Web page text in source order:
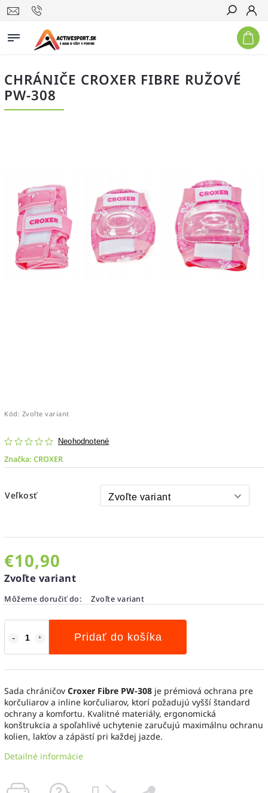
Hľadať
CHRÁNIČE CROXER FIBRE RUŽOVÉ
PW-308
Kód: Zvoľte variant
Neohodnotené
Značka: CROXER
Veľkosť
€10,90
Zvoľte variant
Môžeme doručiť do: Zvoľte variant
Pridať do košíka
Sada chráničov Croxer Fibre PW-308 je prémiová ochrana pre
korčuliarov a inline korčuliarov, ktorí požadujú vyšší štandard
ochrany a komfortu. Kvalitné materiály, ergonomická
konštrukcia a spoľahlivé uchytenie zaručujú maximálnu ochranu
kolien, lakťov a zápästí pri každej jazde.
Detailné informácie